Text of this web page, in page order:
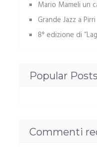
Mario Mameli un
Grande Jazz a Pirri
8° edizione di
Popular Posts
Commenti